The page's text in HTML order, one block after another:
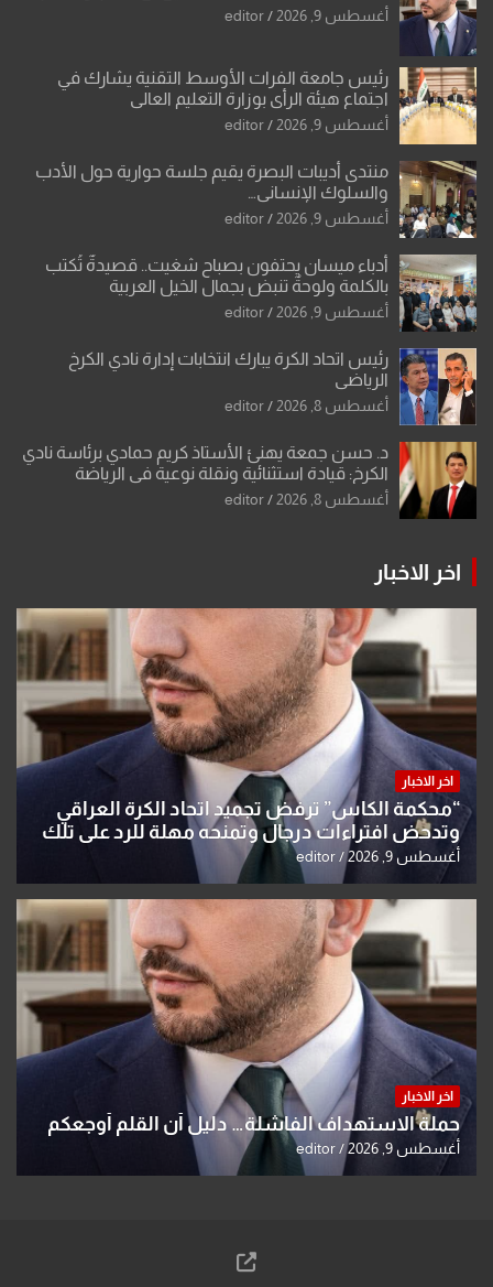
أغسطس 9, 2026 editor
رئيس جامعة الفرات الأوسط التقنية يشارك في
اجتماع هيئة الرأي بوزارة التعليم العالي
أغسطس 9, 2026 editor
منتدى أديبات البصرة يقيم جلسة حوارية حول الأدب
والسلوك الإنساني…
أغسطس 9, 2026 editor
أدباء ميسان يحتفون بصباح شغيت.. قصيدةٌ تُكتب
بالكلمة ولوحةٌ تنبض بجمال الخيل العربية
أغسطس 9, 2026 editor
رئيس اتحاد الكرة يبارك انتخابات إدارة نادي الكرخ
الرياضي
أغسطس 8, 2026 editor
د. حسن جمعة يهنئ الأستاذ كريم حمادي برئاسة نادي
الكرخ: قيادة استثنائية ونقلة نوعية في الرياضة
العراقية
أغسطس 8, 2026 editor
اخر الاخبار
اخر الاخبار
“محكمة الكاس” ترفض تجميد اتحاد الكرة العراقي
وتدحض افتراءات درجال وتمنحه مهلة للرد على تلك
الشكوى
أغسطس 9, 2026 editor
اخر الاخبار
حملة الاستهداف الفاشلة… دليل أن القلم أوجعكم
أغسطس 9, 2026 editor